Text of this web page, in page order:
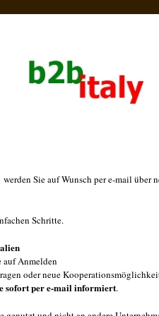
von tiefgefrorenen
bekannteste italienische
werden Sie auf Wunsch per e-mail über
Schritte.
Anmelden
oder neue
sofort per e-mail informiert.